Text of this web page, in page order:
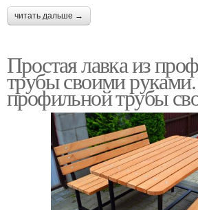
читать дальше →
Простая лавка из
трубы своими
профильной трубы